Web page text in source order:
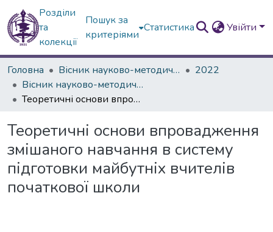
Розділи
та
колекції
Пошук за
критеріями
Статистика Увійти
Головна Вісник науково-методичних досліджень ВГПК
2022
Вісник науково-методичних досліджень ВГПК № 1 (39)
Теоретичні основи впровадження змішаного навчання в систему підготовки майбутніх вчителів початкової школи
Теоретичні основи впровадження
змішаного навчання в систему
підготовки майбутніх вчителів
початкової школи